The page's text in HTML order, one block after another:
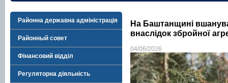
Районна державна адміністрація
Районный совет
Фінансовий відділ
Регуляторна діяльність
На Баштанщині
внаслідок збройної
04/06/2026